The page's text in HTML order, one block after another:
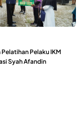
Pelaku IKM
Syah Afandin